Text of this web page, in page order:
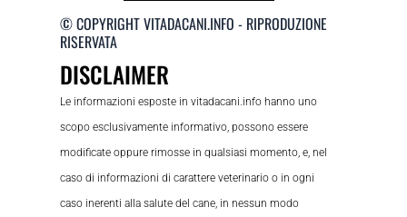
© COPYRIGHT VITADACANI.INFO - RIPRODUZIONE
RISERVATA
DISCLAIMER
Le informazioni esposte in vitadacani.info hanno uno
scopo esclusivamente informativo, possono essere
modificate oppure rimosse in qualsiasi momento, e, nel
caso di informazioni di carattere veterinario o in ogni
caso inerenti alla salute del cane, in nessun modo